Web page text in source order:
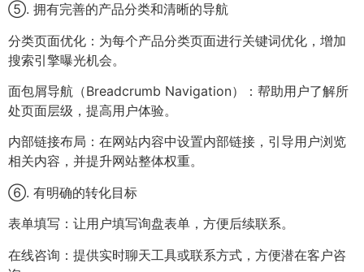
⑤. 拥有完善的产品分类和清晰的导航
分类页面优化：为每个产品分类页面进行关键词优化，增加
搜索引擎曝光机会。
面包屑导航（Breadcrumb Navigation）：帮助用户了解所
处页面层级，提高用户体验。
内部链接布局：在网站内容中设置内部链接，引导用户浏览
相关内容，并提升网站整体权重。
⑥. 有明确的转化目标
表单填写：让用户填写询盘表单，方便后续联系。
在线咨询：提供实时聊天工具或联系方式，方便潜在客户咨